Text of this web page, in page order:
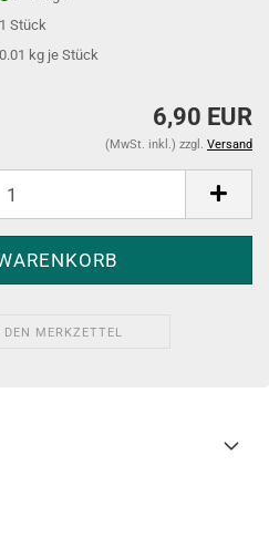
1Stück
0.01 kg je Stück
6,90 EUR
(MwSt. inkl.) zzgl. Versand
DEN MERKZETTEL